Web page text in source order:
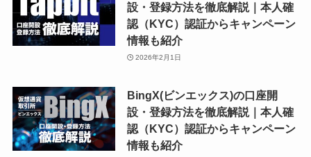
設・登録方法を徹底解説｜本人確
認（KYC）認証からキャンペーン
情報も紹介
2026年2月1日
BingX(ビンエックス)の口座開
設・登録方法を徹底解説｜本人確
認（KYC）認証からキャンペーン
情報も紹介